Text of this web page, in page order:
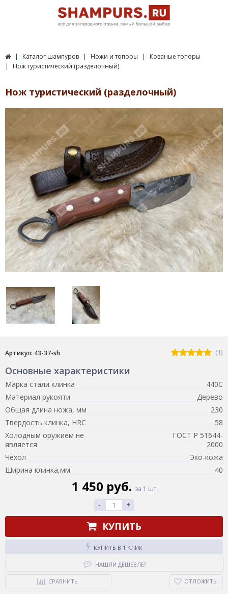
Каталог шампуров Ножи и топоры
Кованые топоры
Нож туристический (разделочный)
Нож туристический (разделочный)
Артикул: 43-37-sh (1)
Основные характеристики
Марка стали клинка
440С
Материал рукояти
Дерево
Общая длина ножа, мм
230
Твердость клинка, HRC
58
Холодным оружием не
является
ГОСТ Р 51644-
2000
Чехол
Эко-кожа
Ширина клинка,мм
40
1 450 руб. за 1 шт
- +
КУПИТЬ
КУПИТЬ В 1 КЛИК
НАШЛИ ДЕШЕВЛЕ?
СРАВНИТЬ ОТЛОЖИТЬ